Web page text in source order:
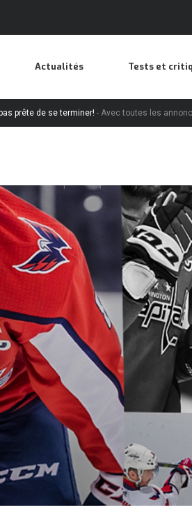
Actualités Tests et
de se terminer!- Avec toutes les annonces